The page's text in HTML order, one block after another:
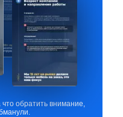
обратить внимание,